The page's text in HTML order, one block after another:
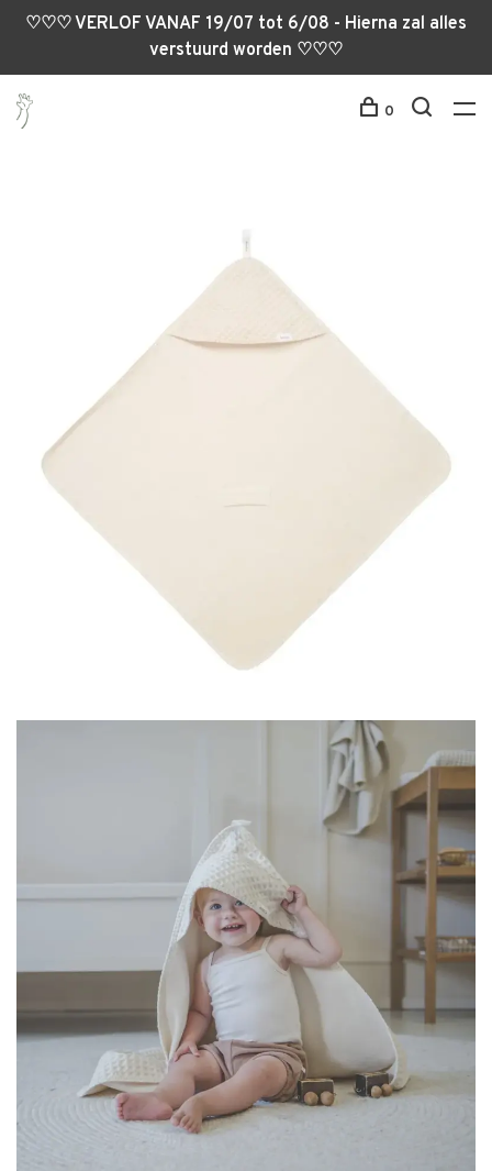
♡♡♡ VERLOF VANAF 19/07 tot 6/08 - Hierna zal alles
verstuurd worden ♡♡♡
0